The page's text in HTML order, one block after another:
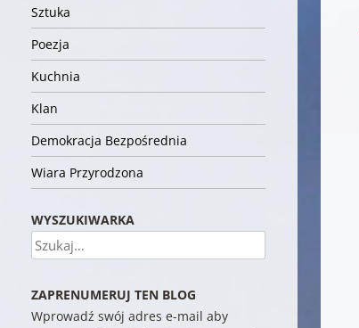
Sztuka
Poezja
Kuchnia
Klan
Demokracja Bezpośrednia
Wiara Przyrodzona
WYSZUKIWARKA
Szukaj
ZAPRENUMERUJ TEN BLOG
Wprowadź swój adres e-mail aby